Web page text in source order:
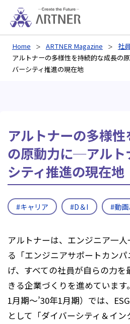
Home ARTNER Magazine
社
アルトナーの多様性を持続的な成長の
バーシティ推進の現在地
アルトナーの多様
の原動力に─アルト
シティ推進の現在地
#キャリア #D＆I #動画
アルトナーは、エンジニア一
る「エンジニアサポートカン
げ、すべての社員が自らの力
きる企業づくりを進めています
1月期～’30年1月期）では、
として「ダイバーシティ＆イン